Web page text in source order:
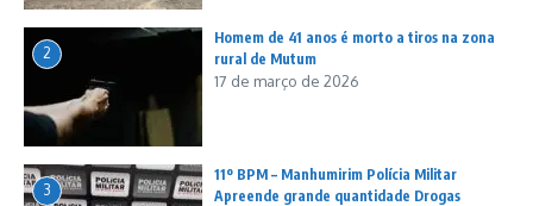
2
Homem de 41 anos é morto a tiros na zona
rural de Mutum
17 de março de 2026
3
11º BPM – Manhumirim Polícia Militar
Apreende grande quantidade Drogas